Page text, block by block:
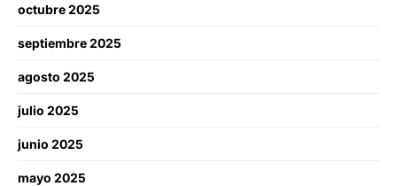
octubre 2025
septiembre 2025
agosto 2025
julio 2025
junio 2025
mayo 2025